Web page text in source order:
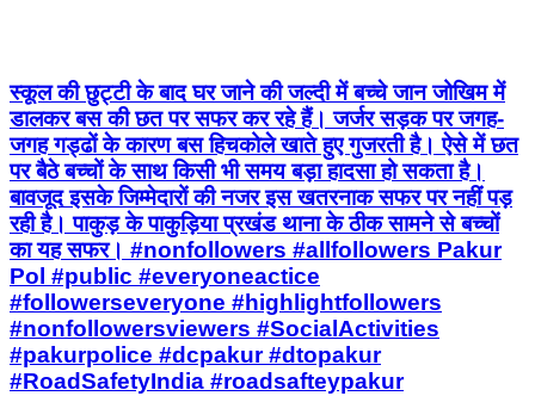
स्कूल की छुट्टी के बाद घर जाने की जल्दी में बच्चे जान जोखिम में
डालकर बस की छत पर सफर कर रहे हैं। जर्जर सड़क पर जगह-
जगह गड्ढों के कारण बस हिचकोले खाते हुए गुजरती है। ऐसे में छत
पर बैठे बच्चों के साथ किसी भी समय बड़ा हादसा हो सकता है।
बावजूद इसके जिम्मेदारों की नजर इस खतरनाक सफर पर नहीं पड़
रही है। पाकुड़ के पाकुड़िया प्रखंड थाना के ठीक सामने से बच्चों
का यह सफर। #nonfollowers #allfollowers Pakur
Pol #public #everyoneactice
#followerseveryone #highlightfollowers
#nonfollowersviewers #SocialActivities
#pakurpolice #dcpakur #dtopakur
#RoadSafetyIndia #roadsafteypakur